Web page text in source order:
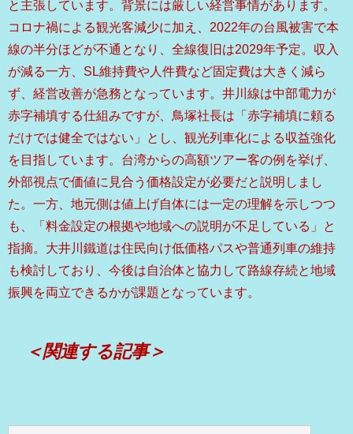
と主張しています。背景には厳しい経営事情があります。
コロナ禍による観光客減少に加え、2022年の台風被害で本
線の半分ほどが不通となり、全線復旧は2029年予定。収入
が減る一方、SL維持費や人件費など固定費は大きく減ら
ず、経営改善が急務となっています。井川線は中部電力が
赤字補填する仕組みですが、鳥塚社長は「赤字補填に頼る
だけでは健全ではない」とし、観光列車化による収益強化
を目指しています。台湾からの高額ツアー客の例を挙げ、
外部視点で価値に見合う価格設定が必要だと説明しまし
た。一方、地元側は値上げ自体には一定の理解を示しつつ
も、「料金設定の根拠や地域への説明が不足している」と
指摘。大井川鐵道は住民向け低価格パスや普通列車の維持
も検討しており、今後は自治体と協力して路線存続と地域
振興を両立できるかが課題となっています。
＜関連する記事＞